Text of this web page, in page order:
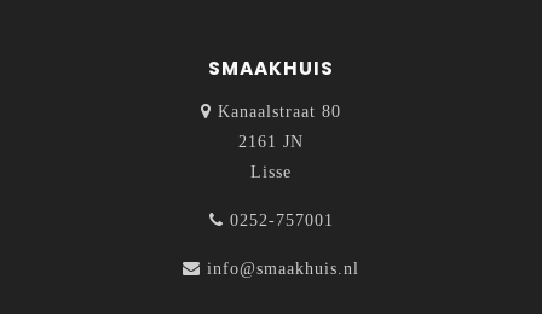
SMAAKHUIS
Kanaalstraat 80
2161 JN
Lisse
0252-757001
info@smaakhuis.nl